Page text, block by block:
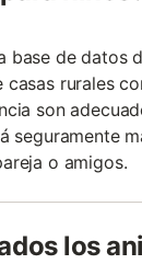
base de datos
casas rurales
son
seguramente
o amigos.
los